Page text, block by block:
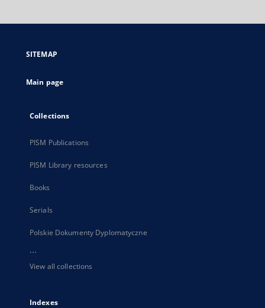
open
new
SITEMAP
Main page
Collections
PISM Publications
PISM Library resources
Books
Serials
Polskie Dokumenty Dyplomatyczne
...
View all collections
Indexes